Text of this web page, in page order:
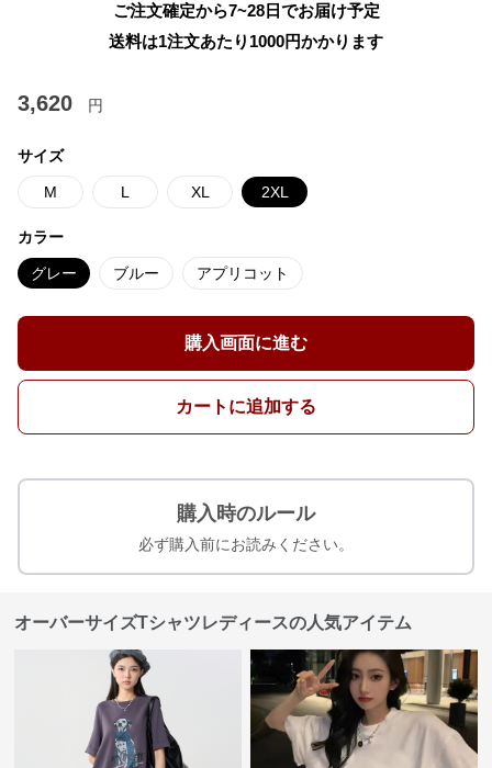
ご注文確定から7~28日でお届け予定
送料は1注文あたり 1000円かかります
3,620 円
サイズ
M L XL 2XL
カラー
グレー ブルー アプリコット
購入画面に進む
カートに追加する
購入時のルール
必ず購入前にお読みください。
オーバーサイズTシャツレディースの人気アイテム